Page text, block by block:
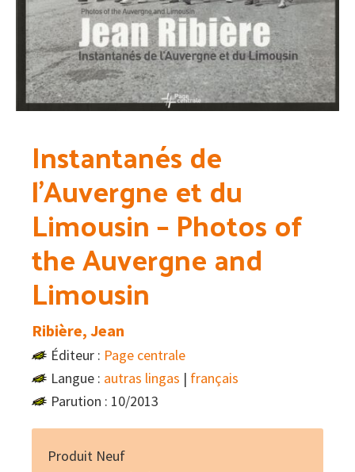
Instantanés de
l’Auvergne et du
Limousin – Photos of
the Auvergne and
Limousin
Ribière, Jean
Éditeur : Page centrale
Langue : autras lingas | français
Parution : 10/2013
Produit Neuf